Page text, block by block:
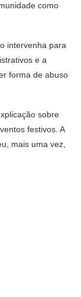
como
intervenha para
e a
forma de abuso
sobre
festivos. A
mais uma vez,